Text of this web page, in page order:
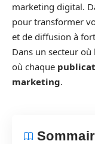
marketing digital.
pour transformer
et de diffusion à
Dans un secteur où
où chaque
marketing.